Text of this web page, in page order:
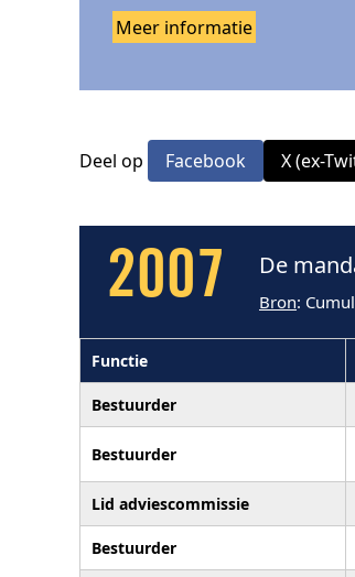
Meer informatie
Deel op Facebook X (ex-
2007 De
Bron:
Functie
Bestuurder
Bestuurder
Lid adviescommissie
Bestuurder